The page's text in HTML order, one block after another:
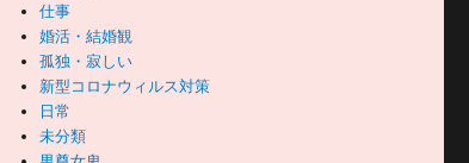
仕事
婚活・結婚観
孤独・寂しい
新型コロナウィルス対策
日常
未分類